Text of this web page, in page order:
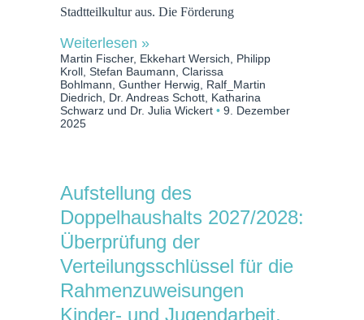
Stadtteilkultur aus. Die Förderung
Weiterlesen »
Martin Fischer, Ekkehart Wersich, Philipp
Kroll, Stefan Baumann, Clarissa
Bohlmann, Gunther Herwig, Ralf_Martin
Diedrich, Dr. Andreas Schott, Katharina
Schwarz und Dr. Julia Wickert
9. Dezember
2025
Aufstellung des
Doppelhaushalts 2027/2028:
Überprüfung der
Verteilungsschlüssel für die
Rahmenzuweisungen
Kinder- und Jugendarbeit,